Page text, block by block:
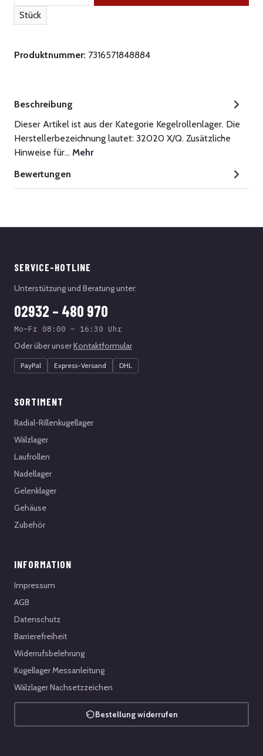
Stück
Produktnummer: 7316571848884
Beschreibung
Dieser Artikel ist aus der Kategorie Kegelrollenlager. Die
Herstellerbezeichnung lautet: 32020 X/Q. Zusätzliche
Hinweise für… Mehr
Bewertungen
SERVICE-HOTLINE
Unterstützung und Beratung unter:
02932 – 480 970
Mo–Fr 08:00 – 16:30 Uhr
Oder über unserKontaktformular
PayPal Express-Versand DHL
SORTIMENT
Radial-Rillenkugellager
Wälzlager
Laufrollen
Nadellager
Gelenklager
Gehäuse
Zubehör
INFORMATION
Impressum
AGB
Datenschutz
Barrierefreiheit
Widerrufsbelehrung
Kugellager Messanleitung
Wälzlager Nachsetzzeichen
Bestellung widerrufen